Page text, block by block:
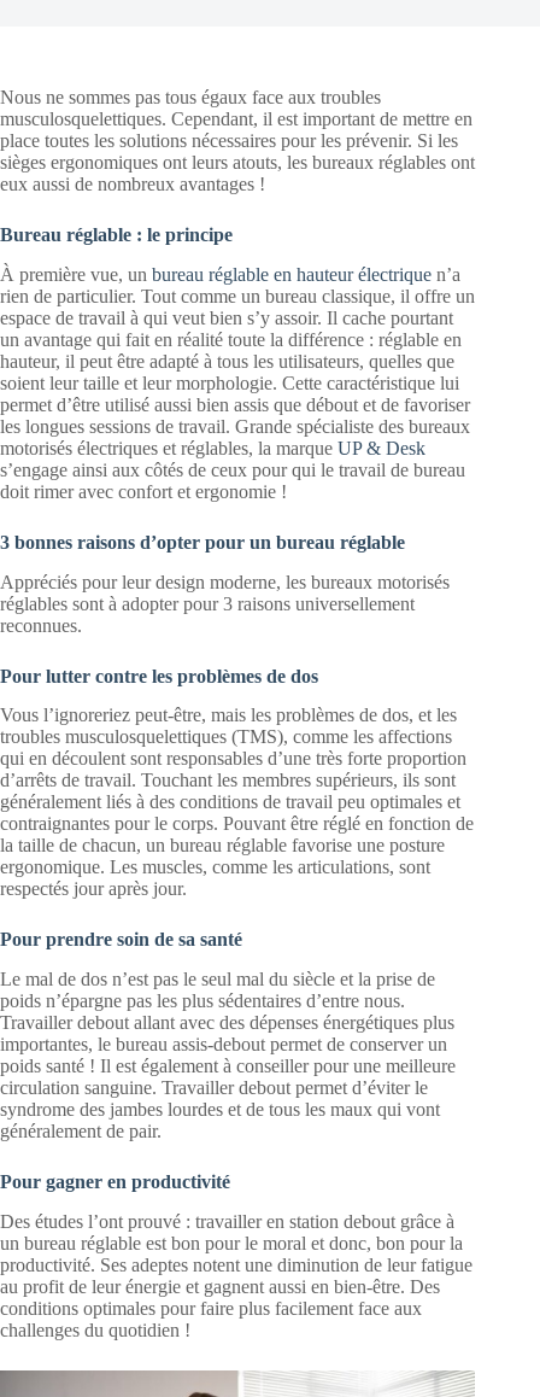
Nous ne sommes pas tous égaux face aux troubles
musculosquelettiques. Cependant, il est important de mettre en
place toutes les solutions nécessaires pour les prévenir. Si les
sièges ergonomiques ont leurs atouts, les bureaux réglables ont
eux aussi de nombreux avantages !
Bureau réglable : le principe
À première vue, un bureau réglable en hauteur électrique n’a
rien de particulier. Tout comme un bureau classique, il offre un
espace de travail à qui veut bien s’y assoir. Il cache pourtant
un avantage qui fait en réalité toute la différence : réglable en
hauteur, il peut être adapté à tous les utilisateurs, quelles que
soient leur taille et leur morphologie. Cette caractéristique lui
permet d’être utilisé aussi bien assis que débout et de favoriser
les longues sessions de travail. Grande spécialiste des bureaux
motorisés électriques et réglables, la marque UP & Desk
s’engage ainsi aux côtés de ceux pour qui le travail de bureau
doit rimer avec confort et ergonomie !
3 bonnes raisons d’opter pour un bureau réglable
Appréciés pour leur design moderne, les bureaux motorisés
réglables sont à adopter pour 3 raisons universellement
reconnues.
Pour lutter contre les problèmes de dos
Vous l’ignoreriez peut-être, mais les problèmes de dos, et les
troubles musculosquelettiques (TMS), comme les affections
qui en découlent sont responsables d’une très forte proportion
d’arrêts de travail. Touchant les membres supérieurs, ils sont
généralement liés à des conditions de travail peu optimales et
contraignantes pour le corps. Pouvant être réglé en fonction de
la taille de chacun, un bureau réglable favorise une posture
ergonomique. Les muscles, comme les articulations, sont
respectés jour après jour.
Pour prendre soin de sa santé
Le mal de dos n’est pas le seul mal du siècle et la prise de
poids n’épargne pas les plus sédentaires d’entre nous.
Travailler debout allant avec des dépenses énergétiques plus
importantes, le bureau assis-debout permet de conserver un
poids santé ! Il est également à conseiller pour une meilleure
circulation sanguine. Travailler debout permet d’éviter le
syndrome des jambes lourdes et de tous les maux qui vont
généralement de pair.
Pour gagner en productivité
Des études l’ont prouvé : travailler en station debout grâce à
un bureau réglable est bon pour le moral et donc, bon pour la
productivité. Ses adeptes notent une diminution de leur fatigue
au profit de leur énergie et gagnent aussi en bien-être. Des
conditions optimales pour faire plus facilement face aux
challenges du quotidien !